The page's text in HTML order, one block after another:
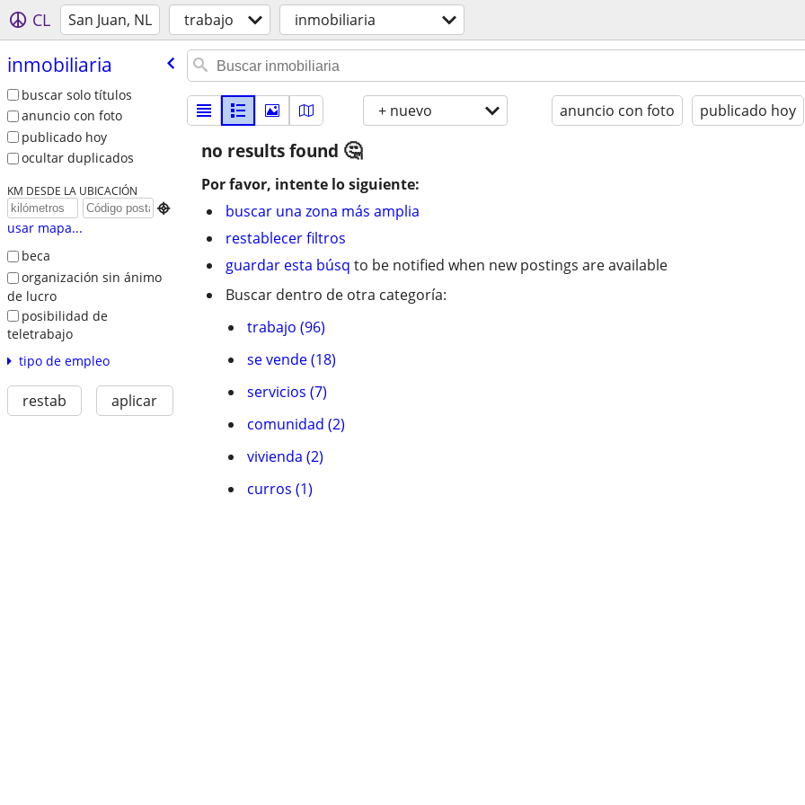
CL San Juan, NL trabajo inmobiliaria
inmobiliaria
buscar solo títulos
anuncio con foto
publicado hoy
ocultar duplicados
KM DESDE LA UBICACIÓN

usar mapa...
beca
organización sin ánimo
de lucro
posibilidad de
teletrabajo
tipo de empleo
restab aplicar
+ nuevo anuncio con foto publicado hoy
no results found
Por favor, intente lo siguiente:
buscar una zona más amplia
restablecer filtros
guardar esta búsq to be notified when new postings are available
Buscar dentro de otra categoría:
trabajo (96)
se vende (18)
servicios (7)
comunidad (2)
vivienda (2)
curros (1)